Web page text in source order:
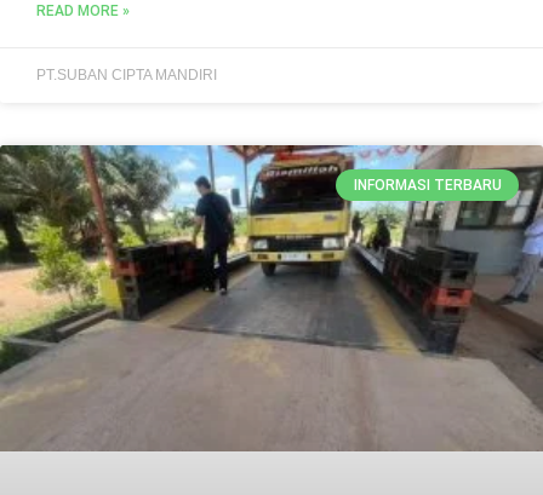
READ MORE »
PT.SUBAN CIPTA MANDIRI
INFORMASI TERBARU